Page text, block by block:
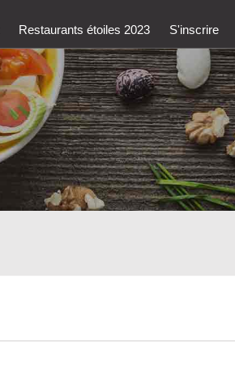
Restaurants étoiles 2023 S'inscrire